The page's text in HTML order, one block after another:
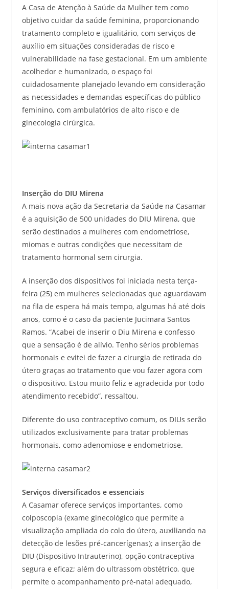
A Casa de Atenção à Saúde da Mulher tem como
objetivo cuidar da saúde feminina, proporcionando
tratamento completo e igualitário, com serviços de
auxílio em situações consideradas de risco e
vulnerabilidade na fase gestacional. Em um ambiente
acolhedor e humanizado, o espaço foi
cuidadosamente planejado levando em consideração
as necessidades e demandas específicas do público
feminino, com ambulatórios de alto risco e de
ginecologia cirúrgica.
Inserção do DIU Mirena
A mais nova ação da Secretaria da Saúde na Casamar
é a aquisição de 500 unidades do DIU Mirena, que
serão destinados a mulheres com endometriose,
miomas e outras condições que necessitam de
tratamento hormonal sem cirurgia.
A inserção dos dispositivos foi iniciada nesta terça-
feira (25) em mulheres selecionadas que aguardavam
na fila de espera há mais tempo, algumas há até dois
anos, como é o caso da paciente Jucimara Santos
Ramos. “Acabei de inserir o Diu Mirena e confesso
que a sensação é de alívio. Tenho sérios problemas
hormonais e evitei de fazer a cirurgia de retirada do
útero graças ao tratamento que vou fazer agora com
o dispositivo. Estou muito feliz e agradecida por todo
atendimento recebido”, ressaltou.
Diferente do uso contraceptivo comum, os DIUs serão
utilizados exclusivamente para tratar problemas
hormonais, como adenomiose e endometriose.
Serviços diversificados e essenciais
A Casamar oferece serviços importantes, como
colposcopia (exame ginecológico que permite a
visualização ampliada do colo do útero, auxiliando na
detecção de lesões pré-cancerígenas); a inserção de
DIU (Dispositivo Intrauterino), opção contraceptiva
segura e eficaz; além do ultrassom obstétrico, que
permite o acompanhamento pré-natal adequado,